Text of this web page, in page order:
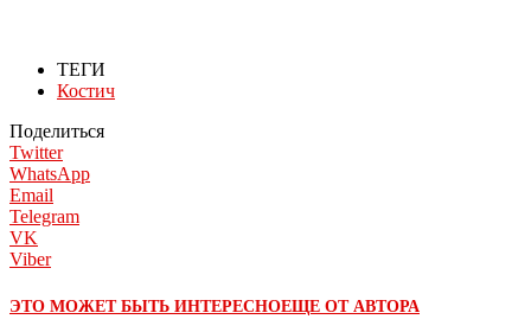
ТЕГИ
Костич
Поделиться
Twitter
WhatsApp
Email
Telegram
VK
Viber
ЭТО МОЖЕТ БЫТЬ ИНТЕРЕСНОЕЩЕ ОТ АВТОРА